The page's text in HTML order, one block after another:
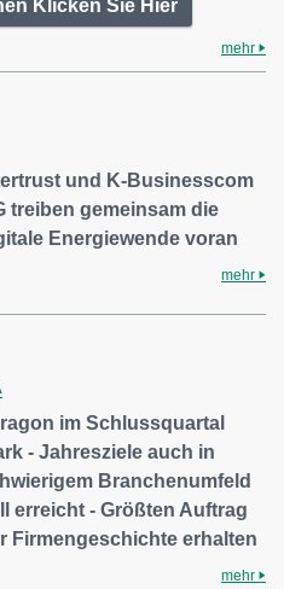
Klicken Sie Hier
mehr
und K-Businesscom
treiben gemeinsam die
Energiewende voran
mehr
im Schlussquartal
- Jahresziele auch in
Branchenumfeld
erreicht - Größten Auftrag
Firmengeschichte erhalten
mehr